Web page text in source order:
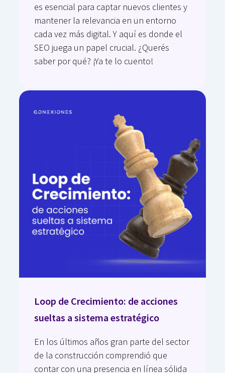
es esencial para captar nuevos clientes y
mantener la relevancia en un entorno
cada vez más digital. Y aquí es donde el
SEO juega un papel crucial. ¿Querés
saber por qué? ¡Ya te lo cuento!
Loop de Crecimiento: de acciones
sueltas a sistema estratégico
En los últimos años gran parte del sector
de la construcción comprendió que
contar con una presencia en línea sólida